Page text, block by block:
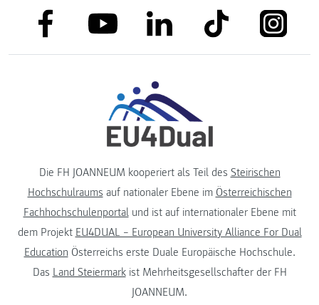
link to facebooklink to youtubelink to linkedinlink to tiktok
Die FH JOANNEUM kooperiert als Teil des Steirischen
Hochschulraums auf nationaler Ebene im Österreichischen
Fachhochschulenportalund ist auf internationaler Ebene mit
dem Projekt EU4DUAL – European University Alliance For Dual
Education Österreichs erste Duale Europäische Hochschule.
Das Land Steiermarkist Mehrheitsgesellschafter der FH
JOANNEUM.